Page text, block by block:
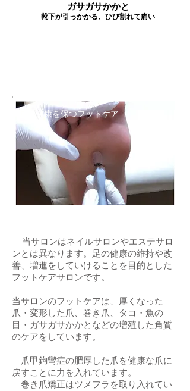
ガサガサかかと
靴下が引っかかる、ひび割れて痛い
​足の健康を保つフットケア
当サロンはネイルサロンやエステサロ
ンとは異なります。 足の健康の維持や改
善、増進をしていけることを 目的とした
フットケアサロンです。
当サロンのフットケアは、 厚くなった
爪・変形した爪、巻き爪、タコ・魚の
目・ガサガサかかとなどの増殖した角質
のケアをしています。
爪甲鉤彎症の肥厚した爪を健康な爪に
戻すことに力を入れています。
​ 巻き爪矯正はツメフラを取り入れてい